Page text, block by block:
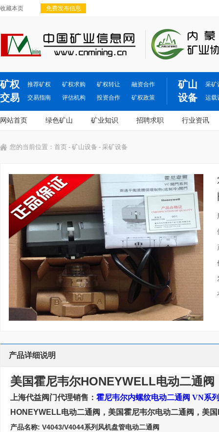
收藏本页 免费发布信息
矿权
交易
推荐矿权 矿权求购 矿权转让
融资合作
交易指南
评估机构 投资合作 矿权政策
矿山
设备
采矿
运载
网站首页 绿色矿山 矿业知识 招聘求职 行业资讯
您的当前位置： 首页 - 矿山设备 - 采矿设备
产品详细说明
美国霍尼韦尔HONEYWELL电动二通阀
上海代益阀门代理销售： 霍尼韦尔内螺纹电动二通阀 VN系
HONEYWELL电动二通阀，美国霍尼韦尔电动二通阀，美
产品名称: V4043/V4044系列风机盘管电动二通阀